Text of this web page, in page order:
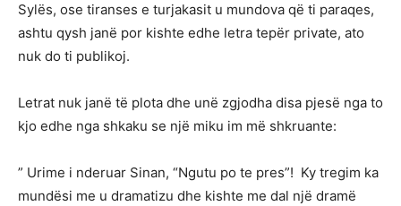
Sylës, ose tiranses e turjakasit u mundova që ti paraqes,
ashtu qysh janë por kishte edhe letra tepër private, ato
nuk do ti publikoj.
Letrat nuk janë të plota dhe unë zgjodha disa pjesë nga to
kjo edhe nga shkaku se një miku im më shkruante:
” Urime i nderuar Sinan, “Ngutu po te pres”! Ky tregim ka
mundësi me u dramatizu dhe kishte me dal një dramë